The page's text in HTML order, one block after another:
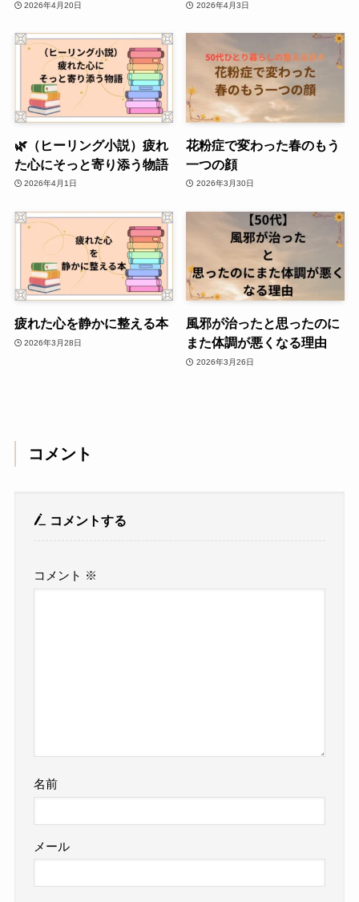
2026年4月20日 2026年4月3日
🌿（ヒーリング小説）疲れ
た心にそっと寄り添う物語
2026年4月1日
花粉症で変わった春のもう
一つの顔
2026年3月30日
疲れた心を静かに整える本
2026年3月28日
風邪が治ったと思ったのに
また体調が悪くなる理由
2026年3月26日
コメント
コメントする
コメント ※
名前
メール